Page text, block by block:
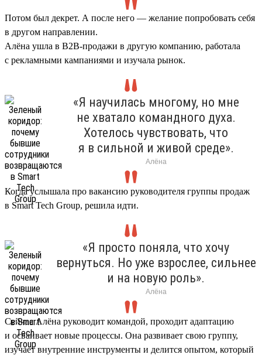
Потом был декрет. А после него — желание попробовать себя
в другом направлении.
Алёна ушла в B2B-продажи в другую компанию, работала
с рекламными кампаниями и изучала рынок.
«Я научилась многому, но мне
не хватало командного духа.
Хотелось чувствовать, что
я в сильной и живой среде».
Алёна
Когда услышала про вакансию руководителя группы продаж
в Smart Tech Group, решила идти.
«Я просто поняла, что хочу
вернуться. Но уже взрослее, сильнее
и на новую роль».
Алёна
Сейчас Алёна руководит командой, проходит адаптацию
и осваивает новые процессы. Она развивает свою группу,
изучает внутренние инструменты и делится опытом, который